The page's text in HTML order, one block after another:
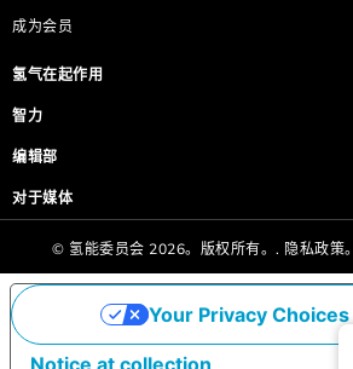
成为会员
氢气在起作用
智力
编辑部
对于媒体
© 氢能委员会 2026。版权所有。. 隐私政策。
Notice at collection
Your Privacy Choices